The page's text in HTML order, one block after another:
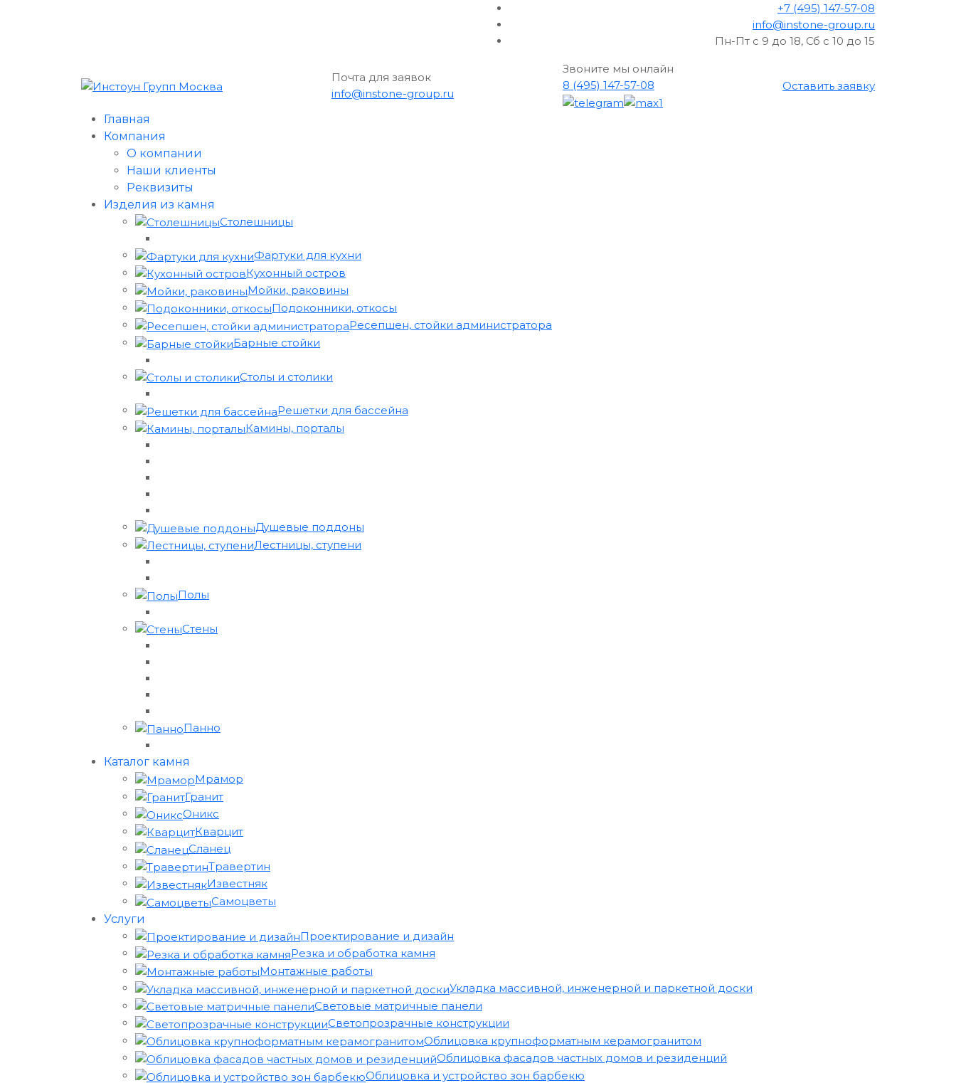
+7 (495) 147-57-08
info@instone-group.ru
Пн-Пт с 9 до 18, Сб с 10 до 15
Почта для заявок
info@instone-group.ru
Звоните мы онлайн
8 (495) 147-57-08
Оставить заявку
Главная
Компания
О компании
Наши клиенты
Реквизиты
Изделия из камня
Столешницы
Фартуки для кухни
Кухонный остров
Мойки, раковины
Подоконники, откосы
Ресепшен, стойки администратора
Барные стойки
Столы и столики
Решетки для бассейна
Камины, порталы​​​
Душевые поддоны
Лестницы, ступени
Полы
Стены
Панно
Каталог камня
Мрамор
Гранит
Оникс
Кварцит
Сланец
Травертин
Известняк
Самоцветы
Услуги
Проектирование и дизайн
Резка и обработка камня
Монтажные работы
Укладка массивной, инженерной и паркетной доски
Световые матричные панели
Светопрозрачные конструкции
Облицовка крупноформатным керамогранитом
Облицовка фасадов частных домов и резиденций
Облицовка и устройство зон барбекю